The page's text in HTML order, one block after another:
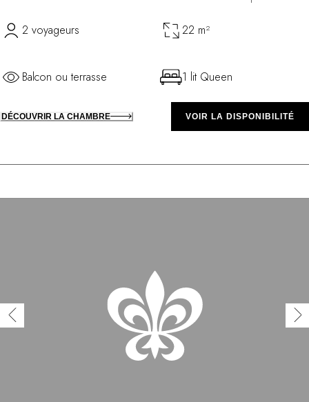
2 voyageurs 22 m²
Balcon ou terrasse 1 lit Queen
DÉCOUVRIR LA CHAMBRE VOIR LA DISPONIBILITÉ